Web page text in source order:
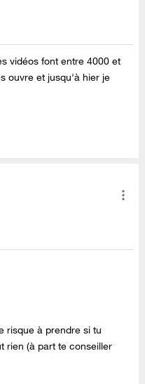
vidéos font entre 4000 et
ouvre et jusqu'à hier je
risque à prendre si tu
rien (à part te conseiller